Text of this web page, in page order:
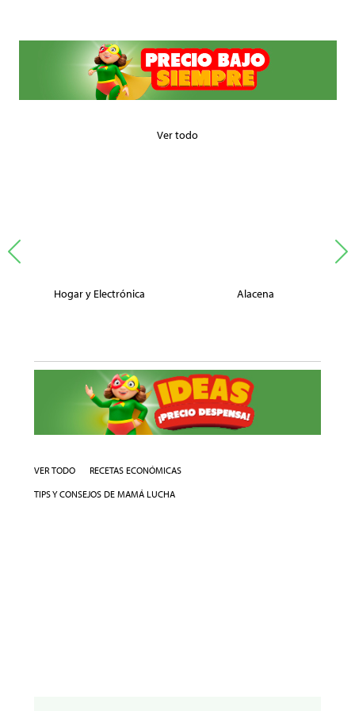
Ver todo
Hogar y Electrónica Alacena
VER TODO
RECETAS ECONÓMICAS
TIPS Y CONSEJOS DE MAMÁ LUCHA